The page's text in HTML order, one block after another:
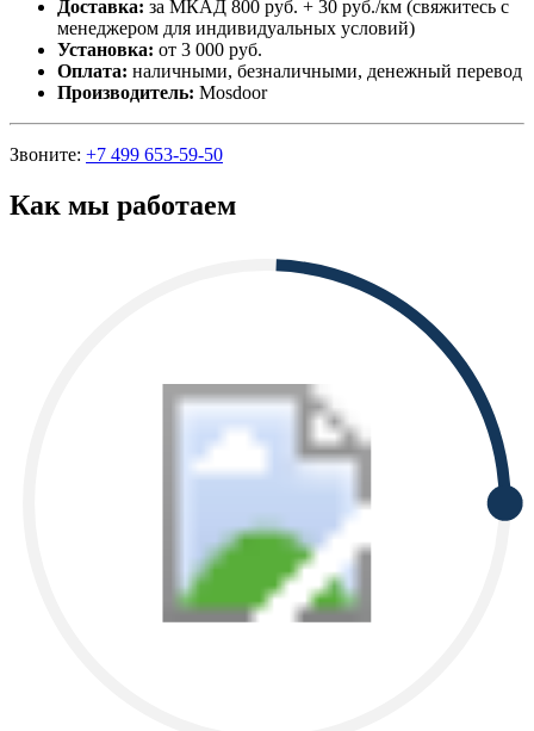
Доставка: за МКАД 800 руб. + 30 руб./км (свяжитесь с
менеджером для индивидуальных условий)
Установка: от 3 000 руб.
Оплата: наличными, безналичными, денежный перевод
Производитель: Mosdoor
Звоните: +7 499 653-59-50
Как мы работаем